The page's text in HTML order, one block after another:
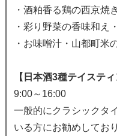
・酒粕香る鶏の西京焼
・彩り野菜の香味和え
・お味噌汁・山都町米
【日本酒3種テイスティ
9:00～16:00
一般的にクラシックタ
いる方にお勧めしてお